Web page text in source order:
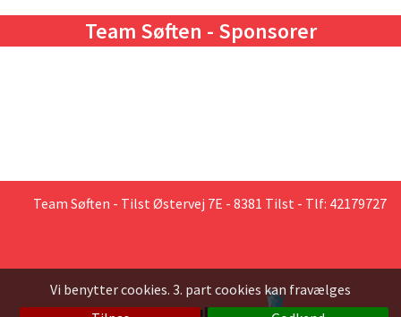
Vi benytter cookies. 3. part cookies kan fravælges
Team Søften - Sponsorer
Team Søften - Tilst Østervej 7E - 8381 Tilst - Tlf: 42179727
en løsning fra Klubmodul